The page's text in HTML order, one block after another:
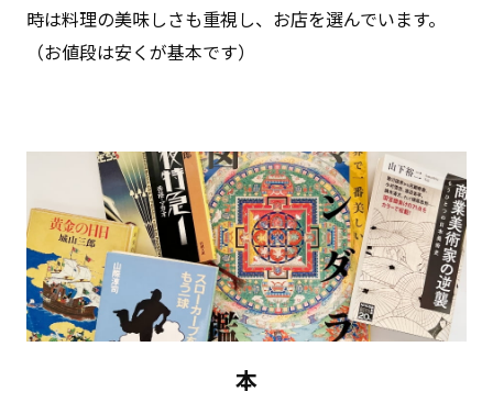
時は料理の美味しさも重視し、お店を選んでいます。
（お値段は安くが基本です）
本